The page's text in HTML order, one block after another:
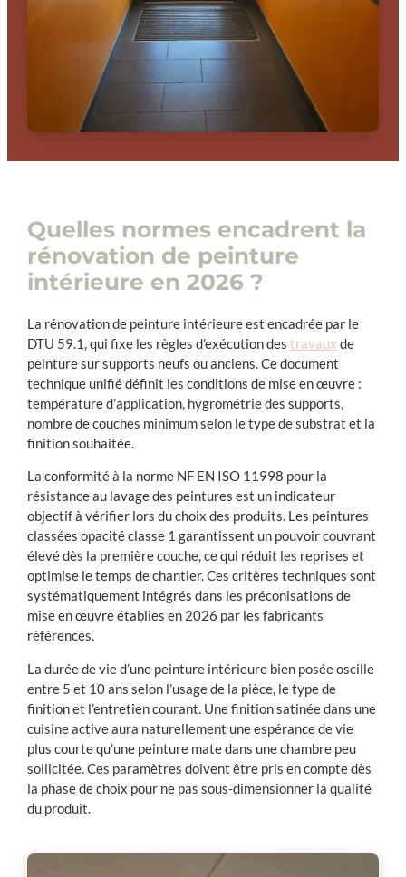
Quelles normes encadrent la
rénovation de peinture
intérieure en 2026 ?
La rénovation de peinture intérieure est encadrée par le
DTU 59.1, qui fixe les règles d’exécution des travaux de
peinture sur supports neufs ou anciens. Ce document
technique unifié définit les conditions de mise en œuvre :
température d’application, hygrométrie des supports,
nombre de couches minimum selon le type de substrat et la
finition souhaitée.
La conformité à la norme NF EN ISO 11998 pour la
résistance au lavage des peintures est un indicateur
objectif à vérifier lors du choix des produits. Les peintures
classées opacité classe 1 garantissent un pouvoir couvrant
élevé dès la première couche, ce qui réduit les reprises et
optimise le temps de chantier. Ces critères techniques sont
systématiquement intégrés dans les préconisations de
mise en œuvre établies en 2026 par les fabricants
référencés.
La durée de vie d’une peinture intérieure bien posée oscille
entre 5 et 10 ans selon l’usage de la pièce, le type de
finition et l’entretien courant. Une finition satinée dans une
cuisine active aura naturellement une espérance de vie
plus courte qu’une peinture mate dans une chambre peu
sollicitée. Ces paramètres doivent être pris en compte dès
la phase de choix pour ne pas sous-dimensionner la qualité
du produit.